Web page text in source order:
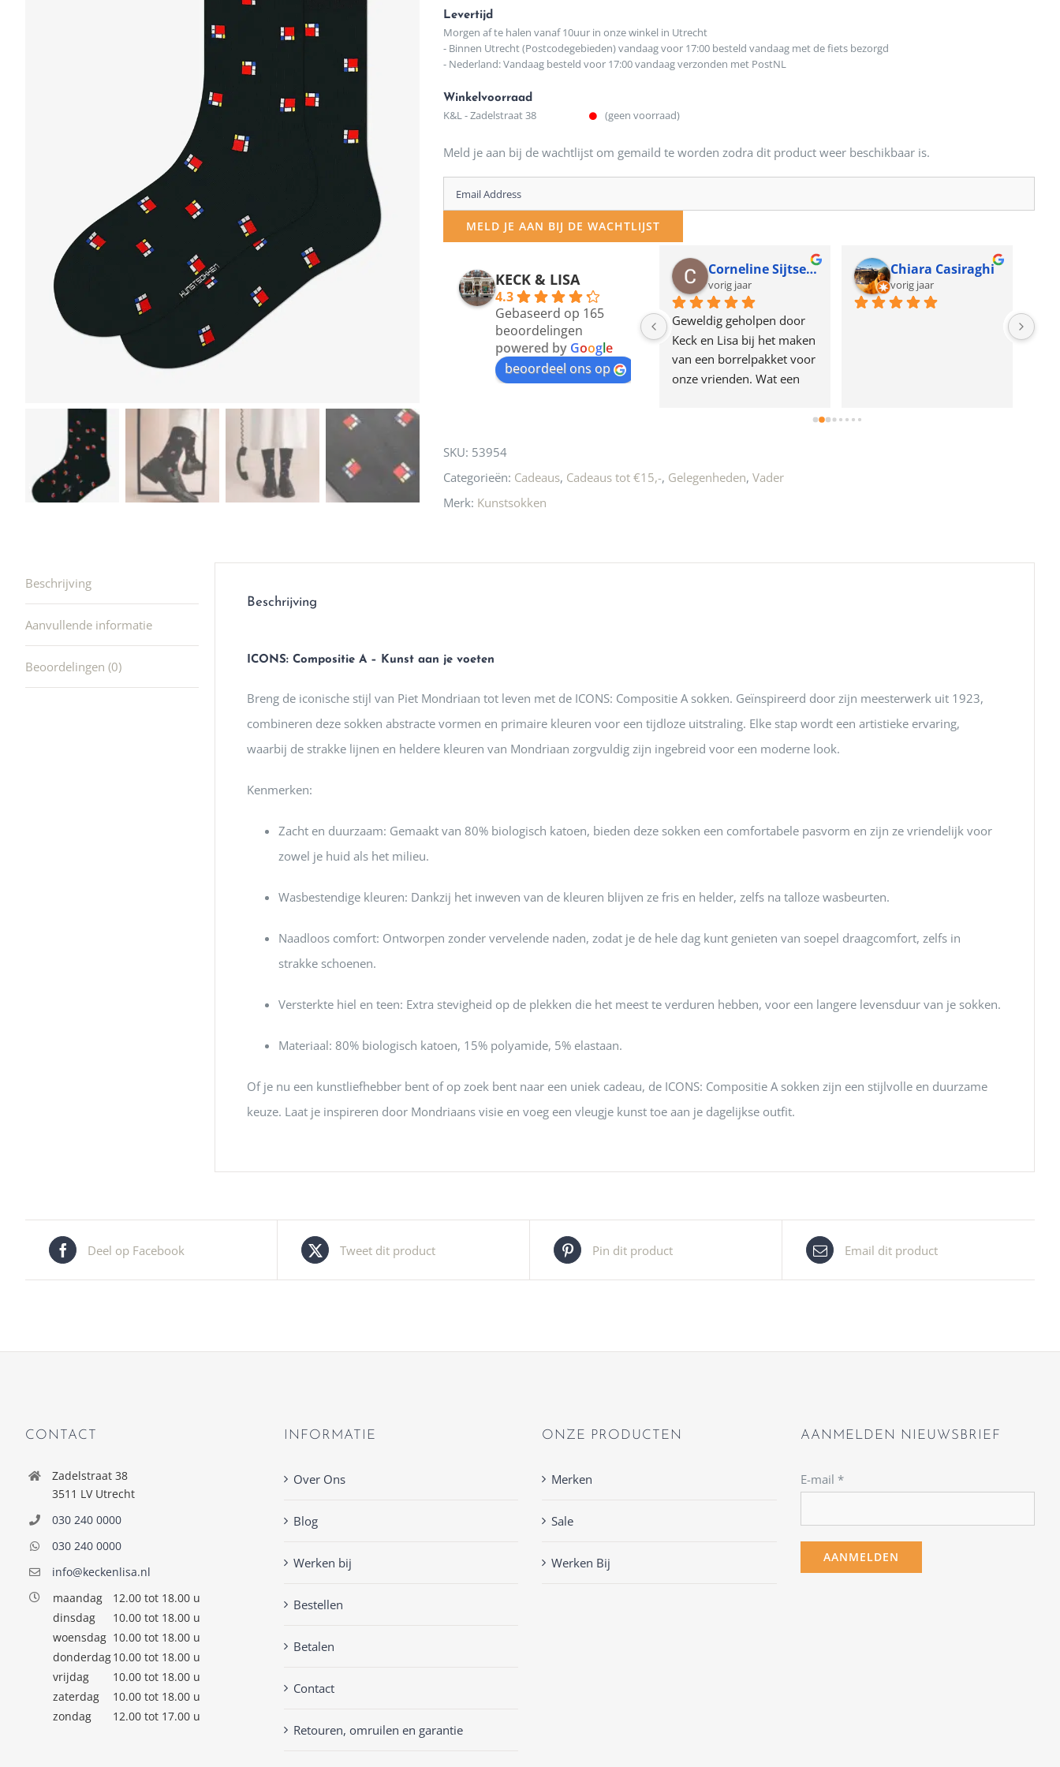
Levertijd
Morgen af te halen vanaf 10uur in onze winkel in Utrecht
- Binnen Utrecht (Postcodegebieden) vandaag voor 17:00 besteld vandaag met de fiets bezorgd
- Nederland: Vandaag besteld voor 17:00 vandaag verzonden met PostNL
Winkelvoorraad
K&L - Zadelstraat 38 (geen voorraad)
Meld je aan bij de wachtlijst om gemaild te worden zodra dit product weer beschikbaar is.
Enter
your
email
MELD JE AAN BIJ DE WACHTLIJST
KECK & LISA
4.3
Gebaseerd op 165
beoordelingen
powered by Google
beoordeel ons op
waard om even langs te
ook heel aardig en gezellig
12 maanden geleden
Waarom in hemelsnaam
de woonwinkel op de
klippen  laten lopen? Waar
moeten nu de design
Corneline Sijtsema
vorig jaar
Geweldig geholpen door
Keck en Lisa bij het maken
van een borrelpakket voor
onze vrienden. Wat een
Chiara Casiraghi
vorig jaar
SKU: 53954
Categorieën: Cadeaus, Cadeaus tot €15,-, Gelegenheden, Vader
Merk: Kunstsokken
Beschrijving
Aanvullende informatie
Beoordelingen (0)
Beschrijving
ICONS: Compositie A – Kunst aan je voeten
Breng de iconische stijl van Piet Mondriaan tot leven met de ICONS: Compositie A sokken. Geïnspireerd door zijn meesterwerk uit 1923,
combineren deze sokken abstracte vormen en primaire kleuren voor een tijdloze uitstraling. Elke stap wordt een artistieke ervaring,
waarbij de strakke lijnen en heldere kleuren van Mondriaan zorgvuldig zijn ingebreid voor een moderne look.
Kenmerken:
Zacht en duurzaam: Gemaakt van 80% biologisch katoen, bieden deze sokken een comfortabele pasvorm en zijn ze vriendelijk voor
zowel je huid als het milieu.
Wasbestendige kleuren: Dankzij het inweven van de kleuren blijven ze fris en helder, zelfs na talloze wasbeurten.
Naadloos comfort: Ontworpen zonder vervelende naden, zodat je de hele dag kunt genieten van soepel draagcomfort, zelfs in
strakke schoenen.
Versterkte hiel en teen: Extra stevigheid op de plekken die het meest te verduren hebben, voor een langere levensduur van je sokken.
Materiaal: 80% biologisch katoen, 15% polyamide, 5% elastaan.
Of je nu een kunstliefhebber bent of op zoek bent naar een uniek cadeau, de ICONS: Compositie A sokken zijn een stijlvolle en duurzame
keuze. Laat je inspireren door Mondriaans visie en voeg een vleugje kunst toe aan je dagelijkse outfit.
Deel op Facebook Tweet dit product Pin dit product Email dit product
CONTACT
Zadelstraat 38
3511 LV Utrecht
030 240 0000
030 240 0000
info@keckenlisa.nl
maandag
12.00 tot 18.00 u
dinsdag
10.00 tot 18.00 u
woensdag 10.00 tot 18.00 u
donderdag10.00 tot 18.00 u
vrijdag
10.00 tot 18.00 u
zaterdag
10.00 tot 18.00 u
zondag
12.00 tot 17.00 u
INFORMATIE
Over Ons
Blog
Werken bij
Bestellen
Betalen
Contact
Retouren, omruilen en garantie
ONZE PRODUCTEN
Merken
Sale
Werken Bij
AANMELDEN NIEUWSBRIEF
E-mail *